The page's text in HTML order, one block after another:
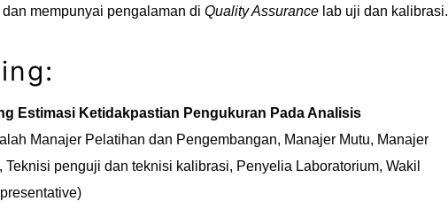
mempunyai pengalaman di Quality Assurance lab uji dan kalibrasi.
Estimasi Ketidakpastian Pengukuran Pada Analisis
Manajer Pelatihan dan Pengembangan, Manajer Mutu, Manajer
penguji dan teknisi kalibrasi, Penyelia Laboratorium, Wakil